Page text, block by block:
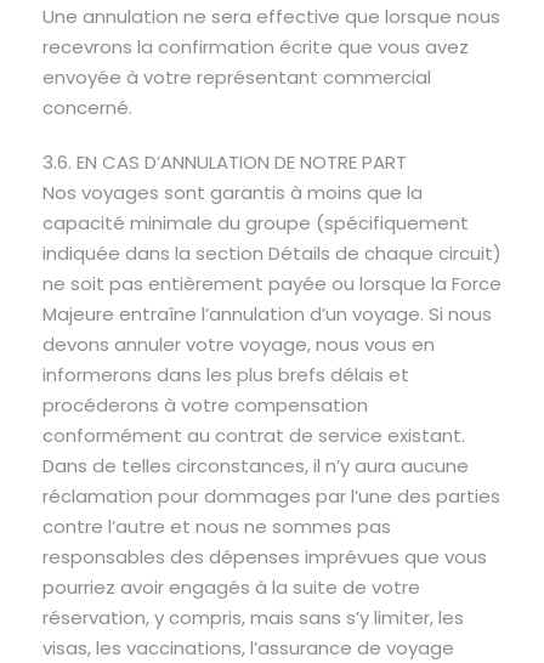
Une annulation ne sera effective que lorsque nous
recevrons la confirmation écrite que vous avez
envoyée à votre représentant commercial
concerné.
3.6. EN CAS D’ANNULATION DE NOTRE PART
Nos voyages sont garantis à moins que la
capacité minimale du groupe (spécifiquement
indiquée dans la section Détails de chaque circuit)
ne soit pas entièrement payée ou lorsque la Force
Majeure entraîne l’annulation d’un voyage. Si nous
devons annuler votre voyage, nous vous en
informerons dans les plus brefs délais et
procéderons à votre compensation
conformément au contrat de service existant.
Dans de telles circonstances, il n’y aura aucune
réclamation pour dommages par l’une des parties
contre l’autre et nous ne sommes pas
responsables des dépenses imprévues que vous
pourriez avoir engagés à la suite de votre
réservation, y compris, mais sans s’y limiter, les
visas, les vaccinations, l’assurance de voyage